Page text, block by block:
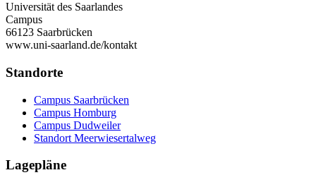
Universität des Saarlandes
Campus
66123 Saarbrücken
www.uni-saarland.de/kontakt
Standorte
Campus Saarbrücken
Campus Homburg
Campus Dudweiler
Standort Meerwiesertalweg
Lagepläne